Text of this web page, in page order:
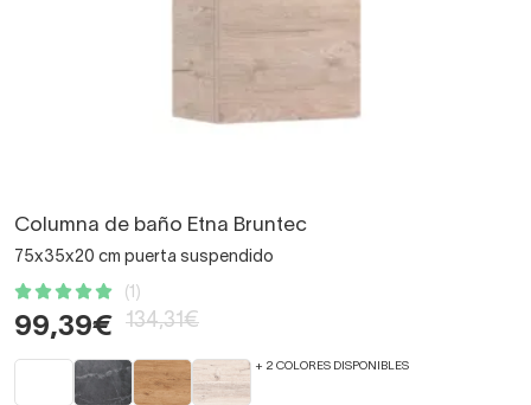
Columna de baño Etna Bruntec
75x35x20 cm puerta suspendido
(1)
99,39€ 134,31€
+ 2 COLORES DISPONIBLES